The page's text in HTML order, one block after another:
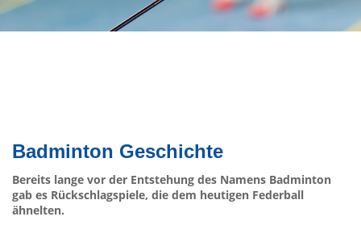
Badminton Geschichte
Bereits lange vor der Entstehung des Namens Badminton
gab es Rückschlagspiele, die dem heutigen Federball
ähnelten.